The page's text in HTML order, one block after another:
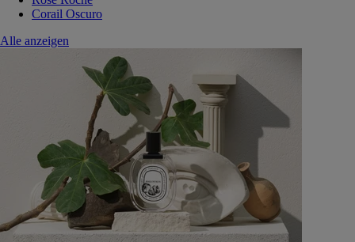
Corail Oscuro
Alle anzeigen